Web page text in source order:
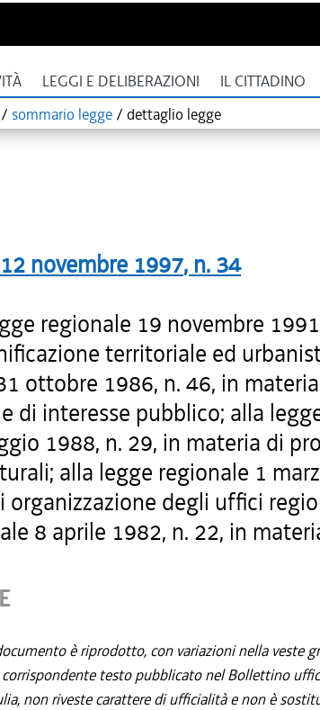
LEGGI E DELIBERAZIONI IL CITTADINO
/ sommario legge / dettaglio legge
12 novembre 1997, n. 34
regionale 19 novembre
territoriale ed
ottobre 1986, n. 46, in
di interesse pubblico; alla
1988, n. 29, in materia di
alla legge regionale 1
organizzazione degli uffici
8 aprile 1982, n. 22, in
è riprodotto, con variazioni nella veste
testo pubblicato nel Bollettino
non riveste carattere di ufficialità e non è